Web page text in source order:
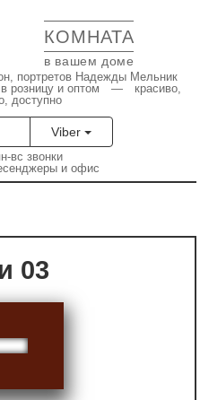
КОМНАТА
в вашем доме
портретов Надежды Мельник
розницу и оптом — красиво,
доступно
Viber
вс звонки
и офис
03